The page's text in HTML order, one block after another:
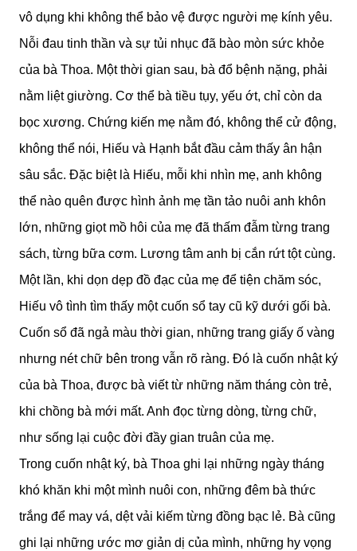
vô dụng khi không thể bảo vệ được người mẹ kính yêu.
Nỗi đau tinh thần và sự tủi nhục đã bào mòn sức khỏe
của bà Thoa. Một thời gian sau, bà đổ bệnh nặng, phải
nằm liệt giường. Cơ thể bà tiều tụy, yếu ớt, chỉ còn da
bọc xương. Chứng kiến mẹ nằm đó, không thể cử động,
không thể nói, Hiếu và Hạnh bắt đầu cảm thấy ân hận
sâu sắc. Đặc biệt là Hiếu, mỗi khi nhìn mẹ, anh không
thể nào quên được hình ảnh mẹ tần tảo nuôi anh khôn
lớn, những giọt mồ hôi của mẹ đã thấm đẫm từng trang
sách, từng bữa cơm. Lương tâm anh bị cắn rứt tột cùng.
Một lần, khi dọn dẹp đồ đạc của mẹ để tiện chăm sóc,
Hiếu vô tình tìm thấy một cuốn sổ tay cũ kỹ dưới gối bà.
Cuốn sổ đã ngả màu thời gian, những trang giấy ố vàng
nhưng nét chữ bên trong vẫn rõ ràng. Đó là cuốn nhật ký
của bà Thoa, được bà viết từ những năm tháng còn trẻ,
khi chồng bà mới mất. Anh đọc từng dòng, từng chữ,
như sống lại cuộc đời đầy gian truân của mẹ.
Trong cuốn nhật ký, bà Thoa ghi lại những ngày tháng
khó khăn khi một mình nuôi con, những đêm bà thức
trắng để may vá, dệt vải kiếm từng đồng bạc lẻ. Bà cũng
ghi lại những ước mơ giản dị của mình, những hy vọng